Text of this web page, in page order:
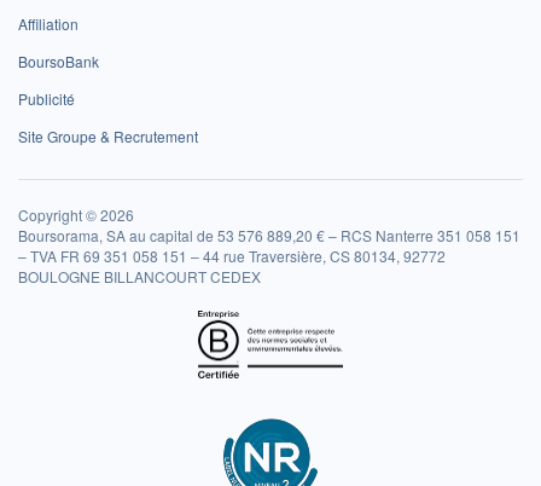
Affiliation
BoursoBank
Publicité
Site Groupe & Recrutement
Copyright © 2026
Boursorama, SA au capital de 53 576 889,20 € – RCS Nanterre 351 058 151
– TVA FR 69 351 058 151 – 44 rue Traversière, CS 80134, 92772
BOULOGNE BILLANCOURT CEDEX